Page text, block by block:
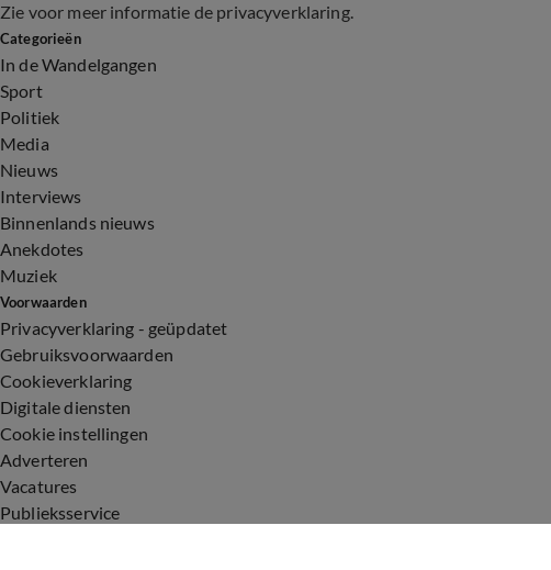
Zie voor meer informatie de privacyverklaring.
Categorieën
In de Wandelgangen
Sport
Politiek
Media
Nieuws
Interviews
Binnenlands nieuws
Anekdotes
Muziek
Voorwaarden
Privacyverklaring - geüpdatet
Gebruiksvoorwaarden
Cookieverklaring
Digitale diensten
Cookie instellingen
Adverteren
Vacatures
Publieksservice